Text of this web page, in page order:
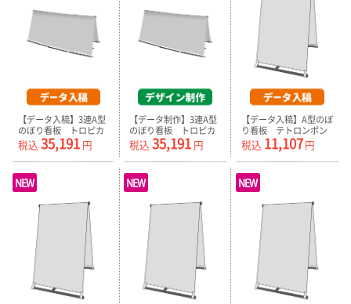
【データ入稿】3連A型
のぼり看板 トロピカ
ル（器具付）ホワイト
税込 35,191 円
【データ制作】3連A型
のぼり看板 トロピカ
ル（器具付）ホワイト
税込 35,191 円
【データ入稿】A型のぼ
り看板 テトロンポン
ジ（器具付）ホワイト
税込 11,107円
NEW NEW NEW